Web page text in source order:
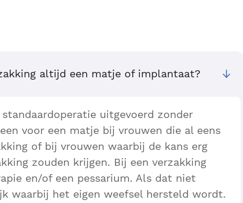
altijd een matje of implantaat?
uitgevoerd zonder
voor een matje bij vrouwen die al eens
of bij vrouwen waarbij de kans erg
zouden krijgen. Bij een verzakking
en/of een pessarium. Als dat niet
waarbij het eigen weefsel hersteld wordt.